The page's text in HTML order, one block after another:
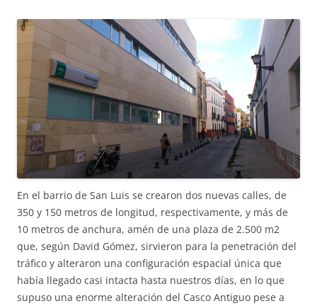
En el barrio de San Luis se crearon dos nuevas calles, de
350 y 150 metros de longitud, respectivamente, y más de
10 metros de anchura, amén de una plaza de 2.500 m2
que, según David Gómez, sirvieron para la penetración del
tráfico y alteraron una configuración espacial única que
había llegado casi intacta hasta nuestros días, en lo que
supuso una enorme alteración del Casco Antiguo pese a